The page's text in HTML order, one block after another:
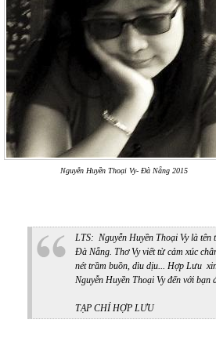
Nguyễn Huyền Thoại Vy- Đà Nẵng 2015
LTS: Nguyễn Huyền Thoại Vy là tên
Đà Nẵng. Thơ Vy viết từ cảm xúc
nét trầm buồn, dìu dịu... Hợp Lưu
Nguyễn Huyền Thoại Vy đến với bạn
TẠP CHÍ HỢP LƯU